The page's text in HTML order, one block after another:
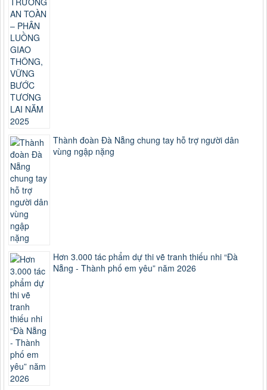
Thành đoàn Đà Nẵng chung tay hỗ trợ người dân
vùng ngập nặng
Hơn 3.000 tác phẩm dự thi vẽ tranh thiếu nhi “Đà
Nẵng - Thành phố em yêu” năm 2026